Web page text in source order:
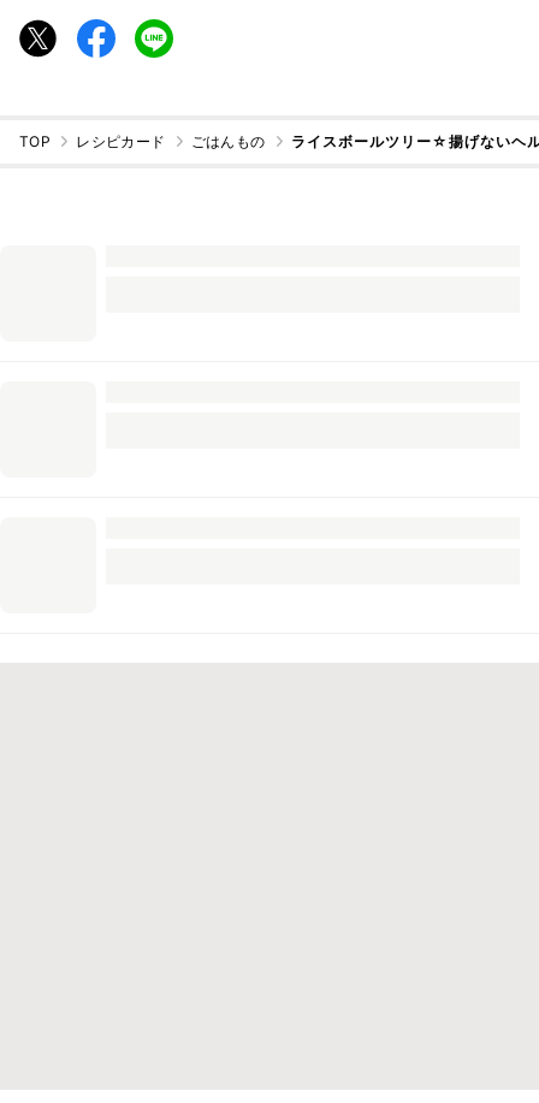
TOP レシピカード ごはんもの ライスボールツリー☆揚げないヘ